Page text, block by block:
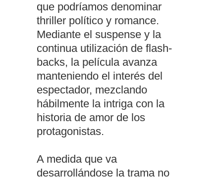
que podríamos denominar
thriller político y romance.
Mediante el suspense y la
continua utilización de flash-
backs, la película avanza
manteniendo el interés del
espectador, mezclando
hábilmente la intriga con la
historia de amor de los
protagonistas.
A medida que va
desarrollándose la trama no